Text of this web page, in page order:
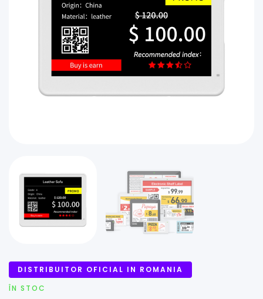
DISTRIBUITOR OFICIAL IN ROMANIA
ÎN STOC